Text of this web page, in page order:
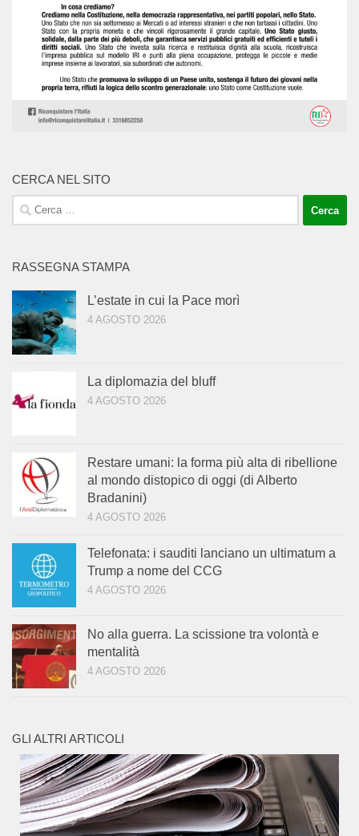
CERCA NEL SITO
Ricerca
per:
RASSEGNA STAMPA
L’estate in cui la Pace morì
4 AGOSTO 2026
La diplomazia del bluff
4 AGOSTO 2026
Restare umani: la forma più alta di ribellione
al mondo distopico di oggi (di Alberto
Bradanini)
4 AGOSTO 2026
Telefonata: i sauditi lanciano un ultimatum a
Trump a nome del CCG
4 AGOSTO 2026
No alla guerra. La scissione tra volontà e
mentalità
4 AGOSTO 2026
GLI ALTRI ARTICOLI